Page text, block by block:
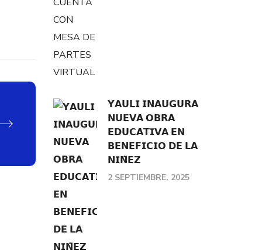
𝗬𝗔𝗨𝗟𝗜 𝗜𝗡𝗔𝗨𝗚𝗨𝗥𝗔
𝗡𝗨𝗘𝗩𝗔 𝗢𝗕𝗥𝗔
𝗘𝗗𝗨𝗖𝗔𝗧𝗜𝗩𝗔 𝗘𝗡
𝗕𝗘𝗡𝗘𝗙𝗜𝗖𝗜𝗢 𝗗𝗘 𝗟𝗔
𝗡𝗜𝗡̃𝗘𝗭
2 SEPTIEMBRE, 2025